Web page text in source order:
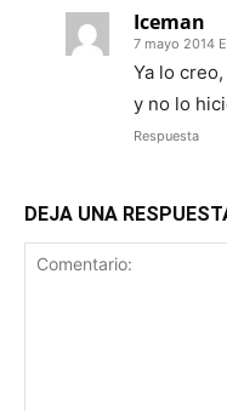
Iceman
7 mayo 2014
Ya lo
y no lo
Respuesta
DEJA UNA